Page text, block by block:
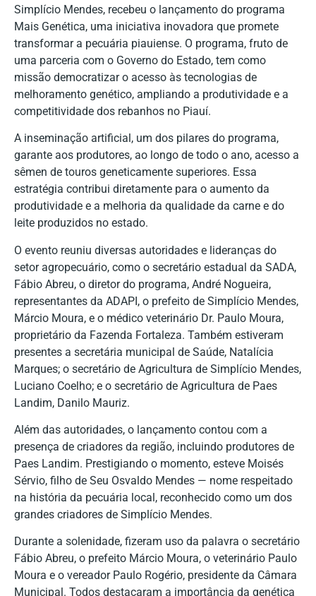
Simplício Mendes, recebeu o lançamento do programa
Mais Genética, uma iniciativa inovadora que promete
transformar a pecuária piauiense. O programa, fruto de
uma parceria com o Governo do Estado, tem como
missão democratizar o acesso às tecnologias de
melhoramento genético, ampliando a produtividade e a
competitividade dos rebanhos no Piauí.
A inseminação artificial, um dos pilares do programa,
garante aos produtores, ao longo de todo o ano, acesso a
sêmen de touros geneticamente superiores. Essa
estratégia contribui diretamente para o aumento da
produtividade e a melhoria da qualidade da carne e do
leite produzidos no estado.
O evento reuniu diversas autoridades e lideranças do
setor agropecuário, como o secretário estadual da SADA,
Fábio Abreu, o diretor do programa, André Nogueira,
representantes da ADAPI, o prefeito de Simplício Mendes,
Márcio Moura, e o médico veterinário Dr. Paulo Moura,
proprietário da Fazenda Fortaleza. Também estiveram
presentes a secretária municipal de Saúde, Natalícia
Marques; o secretário de Agricultura de Simplício Mendes,
Luciano Coelho; e o secretário de Agricultura de Paes
Landim, Danilo Mauriz.
Além das autoridades, o lançamento contou com a
presença de criadores da região, incluindo produtores de
Paes Landim. Prestigiando o momento, esteve Moisés
Sérvio, filho de Seu Osvaldo Mendes — nome respeitado
na história da pecuária local, reconhecido como um dos
grandes criadores de Simplício Mendes.
Durante a solenidade, fizeram uso da palavra o secretário
Fábio Abreu, o prefeito Márcio Moura, o veterinário Paulo
Moura e o vereador Paulo Rogério, presidente da Câmara
Municipal. Todos destacaram a importância da genética